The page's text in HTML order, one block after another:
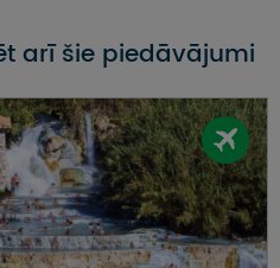
arī šie piedāvājumi